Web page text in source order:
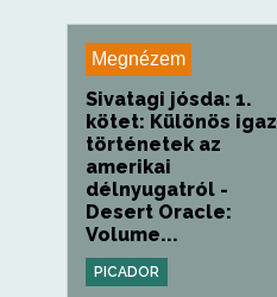
Megnézem
Sivatagi jósda: 1.
kötet: Különös igaz
történetek az
amerikai
délnyugatról -
Desert Oracle:
Volume...
PICADOR